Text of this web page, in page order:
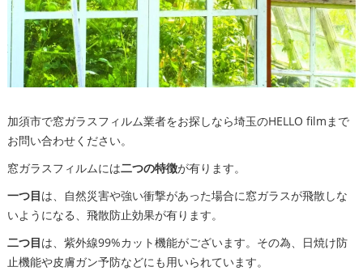
加須市で窓ガラスフィルム業者をお探しなら埼玉のHELLO filmまで
お問い合わせください。
窓ガラスフィルムには二つの特徴が有ります。
一つ目は、自然災害や強い衝撃があった場合に窓ガラスが飛散しな
いようになる、飛散防止効果が有ります。
二つ目は、紫外線99%カット機能がございます。その為、日焼け防
止機能や皮膚ガン予防などにも用いられています。